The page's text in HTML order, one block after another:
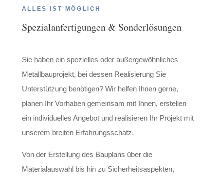
ALLES IST MÖGLICH
Spezialanfertigungen & Sonderlösungen
Sie haben ein spezielles oder außergewöhnliches
Metallbauprojekt, bei dessen Realisierung Sie
Unterstützung benötigen? Wir helfen Ihnen gerne,
planen Ihr Vorhaben gemeinsam mit Ihnen, erstellen
ein individuelles Angebot und realisieren Ihr Projekt mit
unserem breiten Erfahrungsschatz.
Von der Erstellung des Bauplans über die
Materialauswahl bis hin zu Sicherheitsaspekten,